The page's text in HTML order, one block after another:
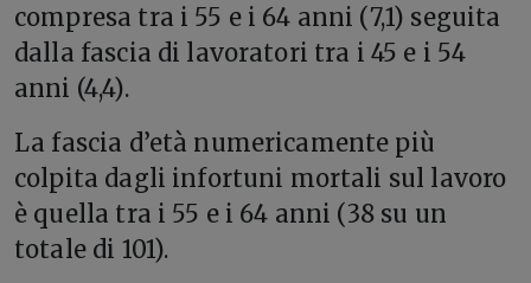
compresa tra i 55 e i 64 anni (7,1) seguita
dalla fascia di lavoratori tra i 45 e i 54
anni (4,4).
La fascia d’età numericamente più
colpita dagli infortuni mortali sul lavoro
è quella tra i 55 e i 64 anni (38 su un
totale di 101).